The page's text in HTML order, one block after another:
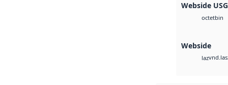
Webside
octetbin
Webside
laz